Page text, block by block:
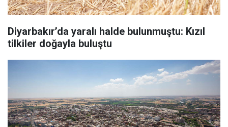
Diyarbakır’da yaralı halde bulunmuştu: Kızıl
tilkiler doğayla buluştu